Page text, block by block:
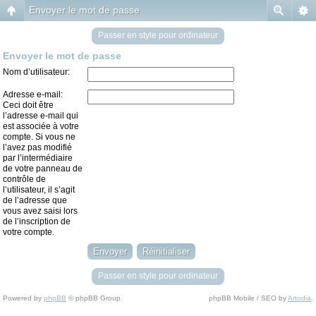
Envoyer le mot de passe
Passer en style pour ordinateur
Envoyer le mot de passe
Nom d’utilisateur:
Adresse e-mail:
Ceci doit être
l’adresse e-mail qui
est associée à votre
compte. Si vous ne
l’avez pas modifié
par l’intermédiaire
de votre panneau de
contrôle de
l’utilisateur, il s’agit
de l’adresse que
vous avez saisi lors
de l’inscription de
votre compte.
Passer en style pour ordinateur
Powered by phpBB © phpBB Group. phpBB Mobile / SEO byArtodia